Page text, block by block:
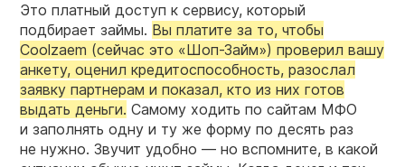
Это платный доступ к сервису, который
подбирает займы. Вы платите за то, чтобы
Coolzaem (сейчас это «Шоп-Займ») проверил вашу
анкету, оценил кредитоспособность, разослал
заявку партнерам и показал, кто из них готов
выдать деньги. Самому ходить по сайтам МФО
и заполнять одну и ту же форму по десять раз
не нужно. Звучит удобно — но вспомните, в какой